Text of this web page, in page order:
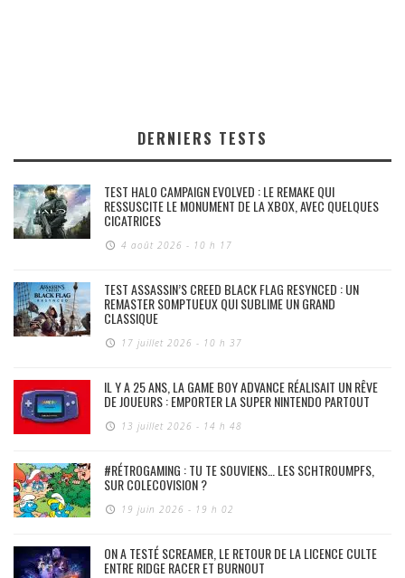
DERNIERS TESTS
TEST HALO CAMPAIGN EVOLVED : LE REMAKE QUI
RESSUSCITE LE MONUMENT DE LA XBOX, AVEC QUELQUES
CICATRICES
4 août 2026 - 10 h 17
TEST ASSASSIN’S CREED BLACK FLAG RESYNCED : UN
REMASTER SOMPTUEUX QUI SUBLIME UN GRAND
CLASSIQUE
17 juillet 2026 - 10 h 37
IL Y A 25 ANS, LA GAME BOY ADVANCE RÉALISAIT UN RÊVE
DE JOUEURS : EMPORTER LA SUPER NINTENDO PARTOUT
13 juillet 2026 - 14 h 48
#RÉTROGAMING : TU TE SOUVIENS… LES SCHTROUMPFS,
SUR COLECOVISION ?
19 juin 2026 - 19 h 02
ON A TESTÉ SCREAMER, LE RETOUR DE LA LICENCE CULTE
ENTRE RIDGE RACER ET BURNOUT